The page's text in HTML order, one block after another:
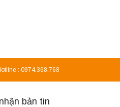
: 0974.368.768
bản tin